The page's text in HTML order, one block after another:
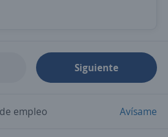
Siguiente
empleo Avísame